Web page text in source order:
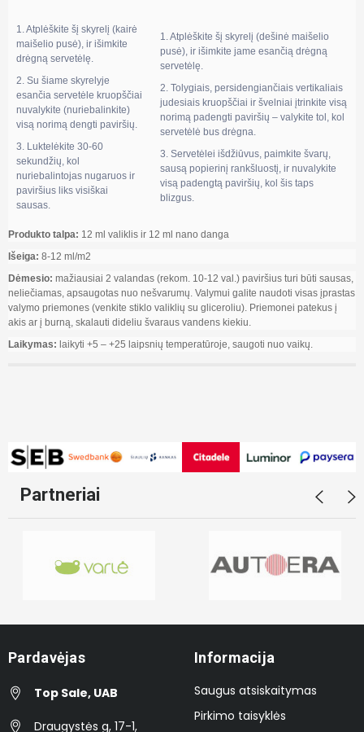
1. Atplėškite šį skyrelį (kairė
maišelio pusė), ir išimkite
drėgną servetėlę.
2. Su šiame skyrelyje
esančia servetėle kruopščiai
nuvalykite (nuriebalinkite)
visą norimą dengti paviršių.
3. Luktelėkite 30-60
sekundžių, kol
nuriebalintojas nugaruos ir
paviršius liks visiškai
sausas.
1. Atplėškite šį skyrelį (dešinė maišelio
pusė), ir išimkite jame esančią drėgną
servetėlę.
2. Tolygiais, persidengiančiais vertikaliais
judesiais kruopščiai ir švelniai įtrinkite visą
norimą padengti paviršių – valykite tol, kol
servetėlė bus drėgna.
3. Servetėlei išdžiūvus, paimkite švarų,
sausą popierinį rankšluostį, ir nuvalykite
visą padengtą paviršių, kol šis taps
blizgus.
Produkto talpa: 12 ml valiklis ir 12 ml nano danga
Išeiga: 8-12 ml/m2
Dėmesio: mažiausiai 2 valandas (rekom. 10-12 val.) paviršius turi būti sausas,
neliečiamas, apsaugotas nuo nešvarumų. Valymui galite naudoti visas įprastas
valymo priemones (venkite stiklo valiklių su gliceroliu). Priemonei patekus į
akis ar į burną, skalauti dideliu švaraus vandens kiekiu.
Laikymas: laikyti +5 – +25 laipsnių temperatūroje, saugoti nuo vaikų.
Partneriai
Pardavėjas
Top Sale, UAB
Draugystės g, 17-1,
Informacija
Saugus atsiskaitymas
Pirkimo taisyklės